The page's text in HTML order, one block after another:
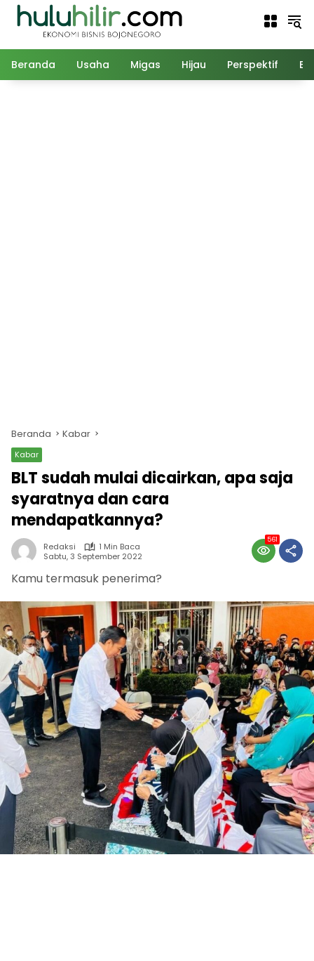
Langsung
Beranda Usaha Migas Hijau Perspektif
Beranda Kabar
Kabar
BLT sudah mulai dicairkan, apa saja
syaratnya dan cara
mendapatkannya?
Redaksi
1 Min Baca
Sabtu, 3 September 2022
561
Kamu termasuk penerima?